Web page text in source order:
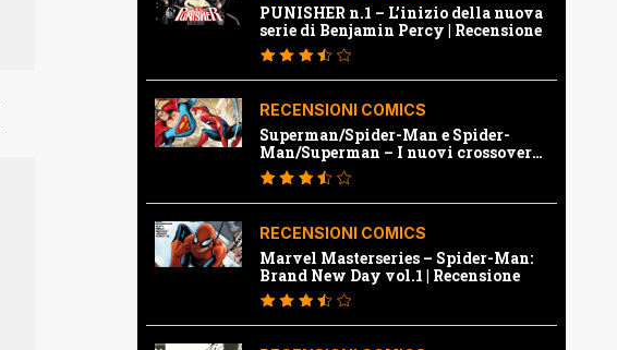
PUNISHER n.1 – L’inizio della nuova
serie di Benjamin Percy | Recensione
RECENSIONI COMICS
Superman/Spider-Man e Spider-
Man/Superman – I nuovi crossover
Marvel e Dc | Recensione
RECENSIONI COMICS
Marvel Masterseries – Spider-Man:
Brand New Day vol.1 | Recensione